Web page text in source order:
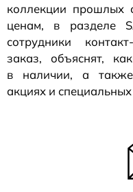
коллекции прошлых
ценам, в разделе
сотрудники
заказ, объяснят,
в наличии, а
акциях и